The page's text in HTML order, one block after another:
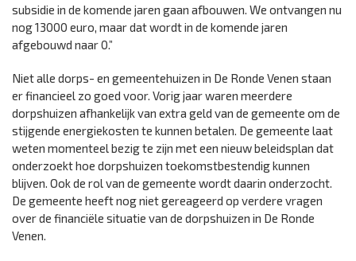
subsidie in de komende jaren gaan afbouwen. We ontvangen nu
nog 13000 euro, maar dat wordt in de komende jaren
afgebouwd naar 0.”
Niet alle dorps- en gemeentehuizen in De Ronde Venen staan
er financieel zo goed voor. Vorig jaar waren meerdere
dorpshuizen afhankelijk van extra geld van de gemeente om de
stijgende energiekosten te kunnen betalen. De gemeente laat
weten momenteel bezig te zijn met een nieuw beleidsplan dat
onderzoekt hoe dorpshuizen toekomstbestendig kunnen
blijven. Ook de rol van de gemeente wordt daarin onderzocht.
De gemeente heeft nog niet gereageerd op verdere vragen
over de financiële situatie van de dorpshuizen in De Ronde
Venen.